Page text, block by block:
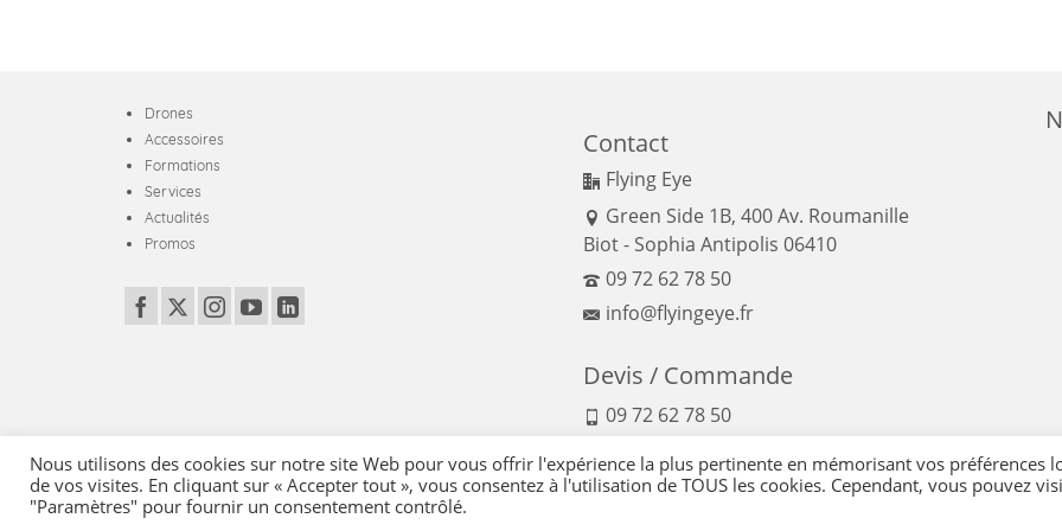
Drones
Accessoires
Formations
Services
Actualités
Promos
Contact
Flying Eye
Green Side 1B, 400 Av. Roumanille
Biot - Sophia Antipolis 06410
09 72 62 78 50
info@flyingeye.fr
Devis / Commande
09 72 62 78 50
Mentions Légales- Conditions générales de vente-Politique de confidentialité-Politique qualité- Moyens de paiement-Expédition et retour-
Nous utilisons des cookies sur notre site Web pour vous offrir l'expérience la plus pertinente en mémorisant vos préférences
de vos visites. En cliquant sur « Accepter tout », vous consentez à l'utilisation de TOUS les cookies. Cependant, vous pouvez
"Paramètres" pour fournir un consentement contrôlé.